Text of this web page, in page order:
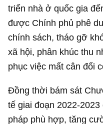
triển nhà ở quốc gia
được Chính phủ phê
chính sách, tháo gỡ
xã hội, phân khúc thu
phục việc mất cân đối
Đồng thời bám sát
tế giai đoạn 2022-
pháp phù hợp, tăng